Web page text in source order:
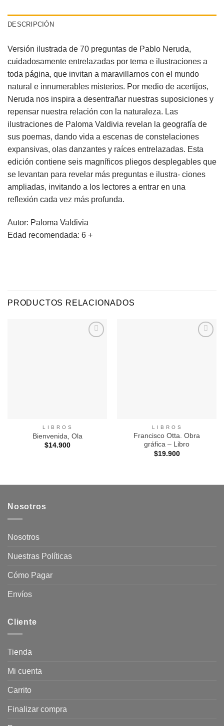
DESCRIPCIÓN
Versión ilustrada de 70 preguntas de Pablo Neruda,
cuidadosamente entrelazadas por tema e ilustraciones a
toda página, que invitan a maravillarnos con el mundo
natural e innumerables misterios. Por medio de acertijos,
Neruda nos inspira a desentrañar nuestras suposiciones y
repensar nuestra relación con la naturaleza. Las
ilustraciones de Paloma Valdivia revelan la geografía de
sus poemas, dando vida a escenas de constelaciones
expansivas, olas danzantes y raíces entrelazadas. Esta
edición contiene seis magníficos pliegos desplegables que
se levantan para revelar más preguntas e ilustra- ciones
ampliadas, invitando a los lectores a entrar en una
reflexión cada vez más profunda.
Autor: Paloma Valdivia
Edad recomendada: 6 +
PRODUCTOS RELACIONADOS
L I B R O S
Bienvenida, Ola
$14.900
L I B R O S
Francisco Otta. Obra
gráfica – Libro
$19.900
Nosotros
Nosotros
Nuestras Políticas
Cómo Pagar
Envíos
Cliente
Tienda
Mi cuenta
Carrito
Finalizar compra